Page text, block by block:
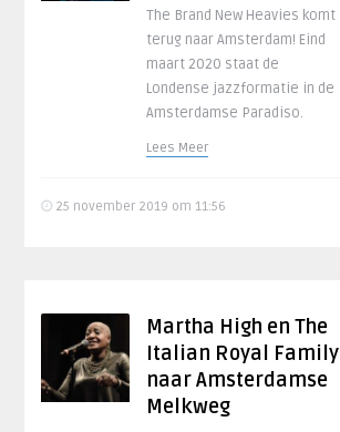
The Brand New Heavies komt
terug naar Amsterdam! Eind
maart 2020 staat de
Londense jazzformatie in de
Amsterdamse Paradiso.
Lees Meer
25 november 2019 om 11:56
Martha High en The
Italian Royal Family
naar Amsterdamse
Melkweg